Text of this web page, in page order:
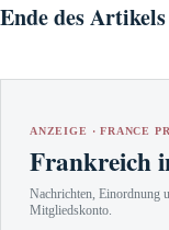
Ende des Artikels
ANZEIGE · FRANCE
Frankreich
Nachrichten, Einordnung
Mitgliedskonto.